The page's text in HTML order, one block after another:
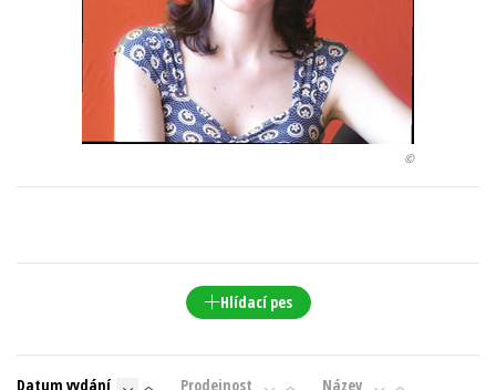
Young adult (SK)
Zahraniční literatura Zdraví a životní styl
Všechny tituly
©
Hlídací pes
Datum vydání Prodejnost
Název